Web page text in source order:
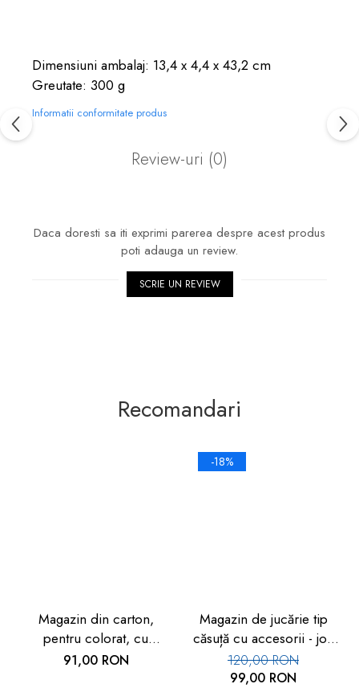
Dimensiuni ambalaj: 13,4 x 4,4 x 43,2 cm
Greutate: 300 g
Informatii conformitate produs
Review-uri (0)
Daca doresti sa iti exprimi parerea despre acest produs
poti adauga un review.
SCRIE UN REVIEW
Recomandari
Magazin din carton,
pentru colorat, cu
autocolante
91,00 RON
-18%
Magazin de jucărie tip
căsuță cu accesorii - joc
de rol
120,00 RON
99,00 RON